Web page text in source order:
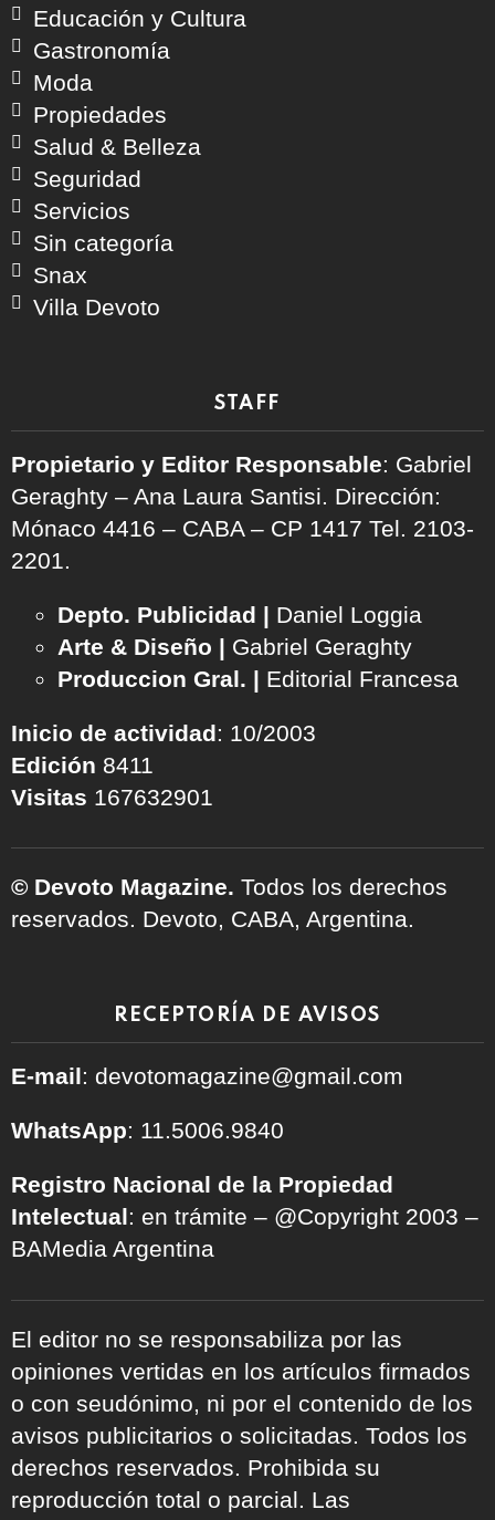
Educación y Cultura
Gastronomía
Moda
Propiedades
Salud & Belleza
Seguridad
Servicios
Sin categoría
Snax
Villa Devoto
STAFF
Propietario y Editor Responsable: Gabriel
Geraghty – Ana Laura Santisi. Dirección:
Mónaco 4416 – CABA – CP 1417 Tel. 2103-
2201.
Depto. Publicidad | Daniel Loggia
Arte & Diseño | Gabriel Geraghty
Produccion Gral. | Editorial Francesa
Inicio de actividad: 10/2003
Edición 8411
Visitas 167632901
© Devoto Magazine. Todos los derechos
reservados. Devoto, CABA, Argentina.
RECEPTORÍA DE AVISOS
E-mail: devotomagazine@gmail.com
WhatsApp: 11.5006.9840
Registro Nacional de la Propiedad
Intelectual: en trámite – @Copyright 2003 –
BAMedia Argentina
El editor no se responsabiliza por las
opiniones vertidas en los artículos firmados
o con seudónimo, ni por el contenido de los
avisos publicitarios o solicitadas. Todos los
derechos reservados. Prohibida su
reproducción total o parcial. Las